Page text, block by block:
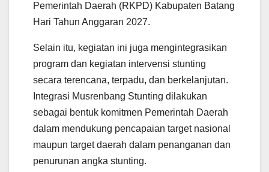
Pemerintah Daerah (RKPD) Kabupaten Batang
Hari Tahun Anggaran 2027.
Selain itu, kegiatan ini juga mengintegrasikan
program dan kegiatan intervensi stunting
secara terencana, terpadu, dan berkelanjutan.
Integrasi Musrenbang Stunting dilakukan
sebagai bentuk komitmen Pemerintah Daerah
dalam mendukung pencapaian target nasional
maupun target daerah dalam penanganan dan
penurunan angka stunting.